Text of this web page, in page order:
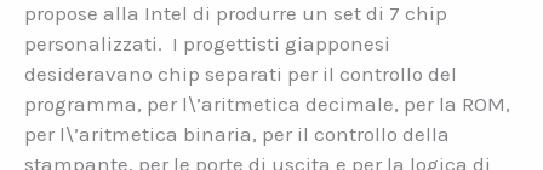
propose alla Intel di produrre un set di 7 chip
personalizzati. I progettisti giapponesi
desideravano chip separati per il controllo del
programma, per l\’aritmetica decimale, per la ROM,
per l\’aritmetica binaria, per il controllo della
stampante, per le porte di uscita e per la logica di